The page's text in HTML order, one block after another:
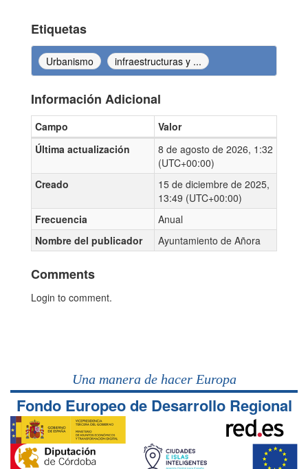
Etiquetas
Urbanismo infraestructuras y ...
Información Adicional
Información Adicional
Campo
Valor
Última actualización
8 de agosto de 2026, 1:32
(UTC+00:00)
Creado
15 de diciembre de 2025,
13:49 (UTC+00:00)
Frecuencia
Anual
Nombre del publicador
Ayuntamiento de Añora
Comments
Login to comment.
Una manera de hacer Europa
Fondo Europeo de Desarrollo Regional